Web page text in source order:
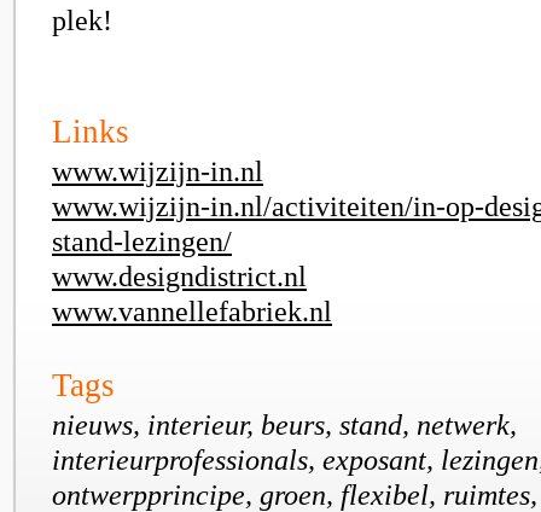
plek!
Links
www.wijzijn-in.nl
www.wijzijn-in.nl/activiteiten/in-op-
stand-lezingen/
www.designdistrict.nl
www.vannellefabriek.nl
Tags
nieuws, interieur, beurs, stand, netwerk,
interieurprofessionals, exposant,
ontwerpprincipe, groen, flexibel,